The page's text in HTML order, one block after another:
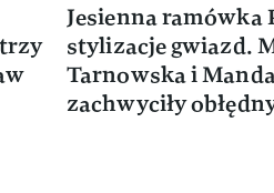
Jesienna ramówka
stylizacje gwiazd.
Tarnowska i
zachwyciły